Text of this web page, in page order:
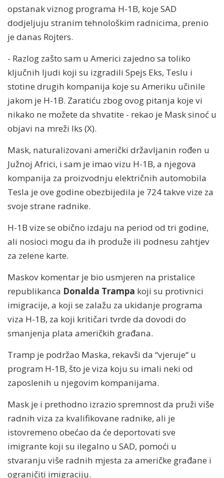
opstanak viznog programa H-1B, koje SAD
dodjeljuju stranim tehnološkim radnicima, prenio
je danas Rojters.
- Razlog zašto sam u Americi zajedno sa toliko
ključnih ljudi koji su izgradili Spejs Eks, Teslu i
stotine drugih kompanija koje su Ameriku učinile
jakom je H-1B. Zaratiću zbog ovog pitanja koje vi
nikako ne možete da shvatite - rekao je Mask sinoć u
objavi na mreži Iks (X).
Mask, naturalizovani američki državljanin rođen u
Južnoj Africi, i sam je imao vizu H-1B, a njegova
kompanija za proizvodnju električnih automobila
Tesla je ove godine obezbijedila je 724 takve vize za
svoje strane radnike.
H-1B vize se obično izdaju na period od tri godine,
ali nosioci mogu da ih produže ili podnesu zahtjev
za zelene karte.
Maskov komentar je bio usmjeren na pristalice
republikanca Donalda Trampa koji su protivnici
imigracije, a koji se zalažu za ukidanje programa
viza H-1B, za koji kritičari tvrde da dovodi do
smanjenja plata američkih građana.
Tramp je podržao Maska, rekavši da “vjeruje“ u
program H-1B, što je viza koju su imali neki od
zaposlenih u njegovim kompanijama.
Mask je i prethodno izrazio spremnost da pruži više
radnih viza za kvalifikovane radnike, ali je
istovremeno obećao da će deportovati sve
imigrante koji su ilegalno u SAD, pomoći u
stvaranju više radnih mjesta za američke građane i
ograničiti imigraciju.